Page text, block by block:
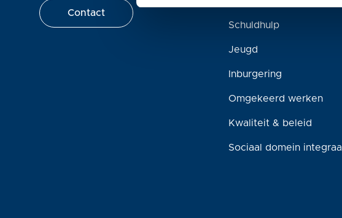
Contact
Schuldhulp
Jeugd
Inburgering
Omgekeerd werken
Kwaliteit & beleid
Sociaal domein integraal